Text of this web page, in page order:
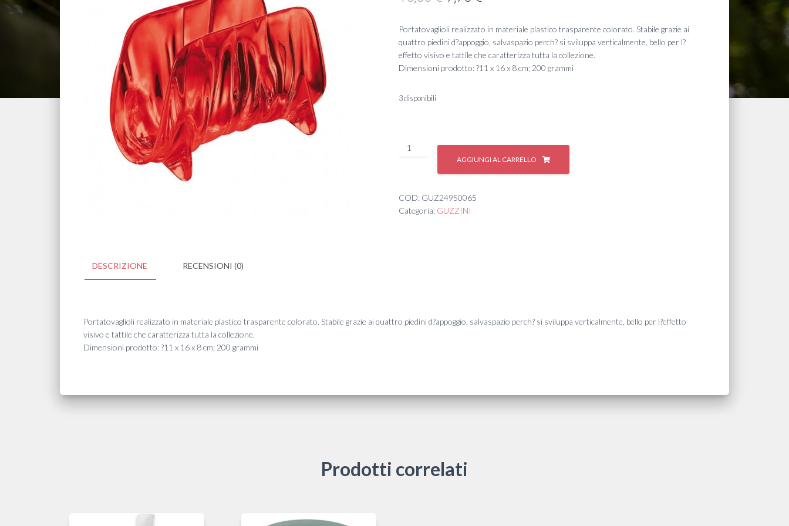
originale
era:
attuale
è:
Portatovaglioli realizzato in materiale plastico trasparente colorato. Stabile grazie ai
quattro piedini d?appoggio, salvaspazio perch? si sviluppa verticalmente, bello per l?
effetto visivo e tattile che caratterizza tutta la collezione.
Dimensioni prodotto: ?11 x 16 x 8 cm; 200 grammi
3 disponibili
P/TOVAGLIOLI
AGGIUNGI AL CARRELLO
COD: GUZ24950065
Categoria: GUZZINI
DESCRIZIONE RECENSIONI (0)
Portatovaglioli realizzato in materiale plastico trasparente colorato. Stabile grazie ai quattro piedini d?appoggio, salvaspazio perch? si sviluppa verticalmente, bello per l?effetto
visivo e tattile che caratterizza tutta la collezione.
Dimensioni prodotto: ?11 x 16 x 8 cm; 200 grammi
Prodotti correlati